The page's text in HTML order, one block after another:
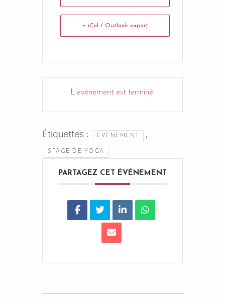
+ iCal / Outlook export
L'événement est terminé.
Étiquettes : EVENEMENT ,
STAGE DE YOGA
PARTAGEZ CET ÉVÉNEMENT